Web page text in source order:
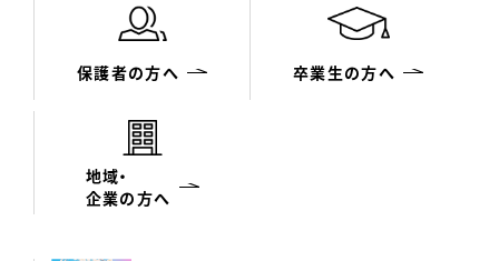
保護者の方へ 卒業生の方へ
地域・
企業の方へ